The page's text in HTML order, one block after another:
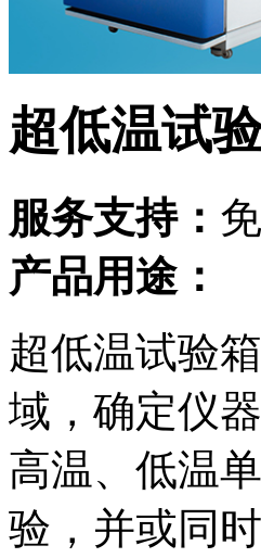
超低温试
服务支持：
产品用途：
超低温试验
域，确定仪
高温、低温
验，并或同